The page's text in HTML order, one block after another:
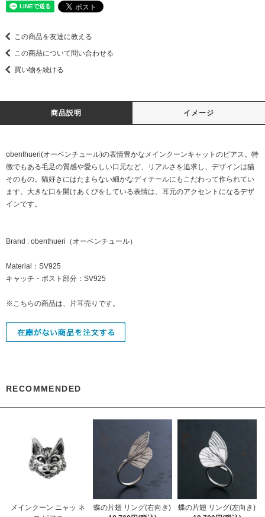
この商品を友達に教える
この商品について問い合わせる
買い物を続ける
商品説明 イメージ
obenthueri(オーベンチュール)の表情豊かなメインクーンキャットのピアス。特
徴でもある毛足の質感や愛らしい口元など、リアルさを追求し、デザインは猫
そのもの。猫好きにはたまらない細かなディテールにもこだわって作られてい
ます。大きな口を開けあくびをしている表情は、耳元のアクセントになるデザ
インです。
Brand : obenthueri（オーベンチュール）
Material：SV925
キャッチ・ポスト部分：SV925
※こちらの商品は、片耳売りです。
RECOMMENDED
メインクーン ニャッ ネ
蝶の片翅 リング(右向き)
蝶の片翅 リング(左向き)